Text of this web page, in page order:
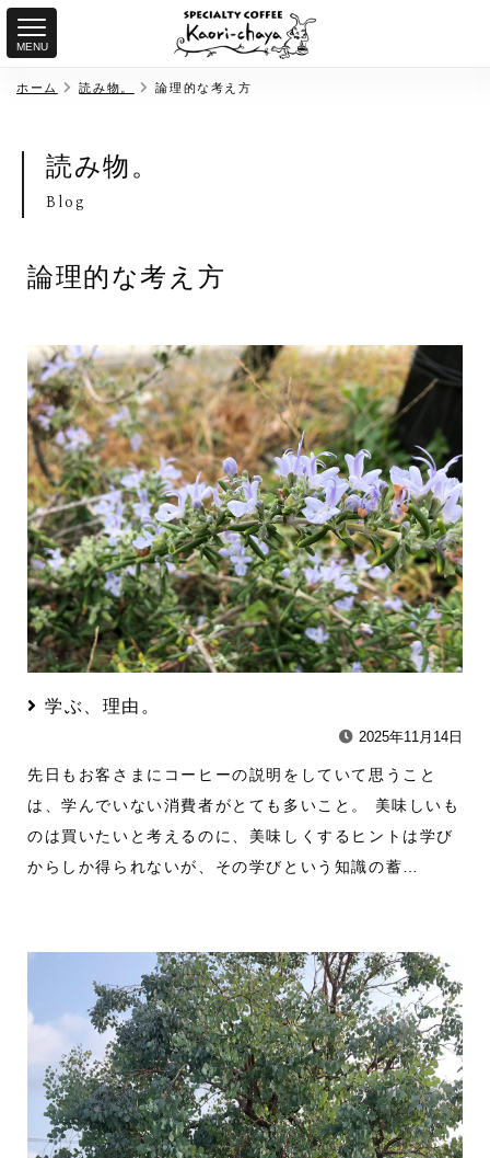
MENU
ホーム 読み物。 論理的な考え方
読み物。
Blog
論理的な考え方
学ぶ、理由。
2025年11月14日
先日もお客さまにコーヒーの説明をしていて思うこと
は、学んでいない消費者がとても多いこと。 美味しいも
のは買いたいと考えるのに、美味しくするヒントは学び
からしか得られないが、その学びという知識の蓄…